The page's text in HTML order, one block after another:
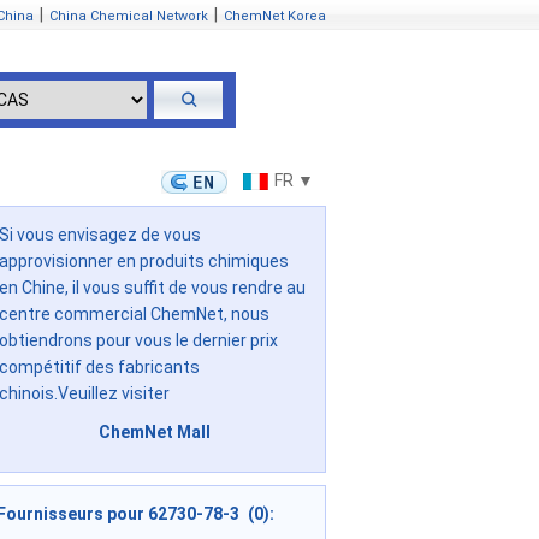
China Chemical Network ChemNet Korea
FR ▼
Si vous envisagez de vous
approvisionner en produits chimiques
en Chine, il vous suffit de vous rendre au
centre commercial ChemNet, nous
obtiendrons pour vous le dernier prix
compétitif des fabricants
chinois.Veuillez visiter
ChemNet Mall
pour 62730-78-3 (0):